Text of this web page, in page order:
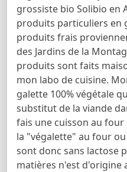
grossiste bio Solibio en
produits particuliers en
produits frais
des Jardins de la
produits sont faits
mon labo de cuisine.
galette 100% végétale
substitut de la viande
fais une cuisson au
la "végalette" au four
sont donc sans lactose
matières n'est d'origine